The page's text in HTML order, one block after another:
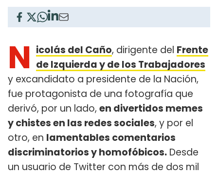
N icolás del Caño, dirigente del Frente
de Izquierda y de los Trabajadores
y excandidato a presidente de la Nación,
fue protagonista de una fotografía que
derivó, por un lado, en divertidos memes
y chistes en las redes sociales, y por el
otro, en lamentables comentarios
discriminatorios y homofóbicos. Desde
un usuario de Twitter con más de dos mil